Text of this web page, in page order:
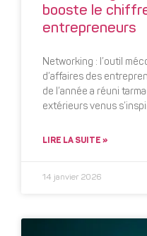
booste le
entrepreneurs
Networking : l’outil
d’affaires des
de l’année a réuni
extérieurs venus
LIRE LA SUITE »
14 janvier 2026